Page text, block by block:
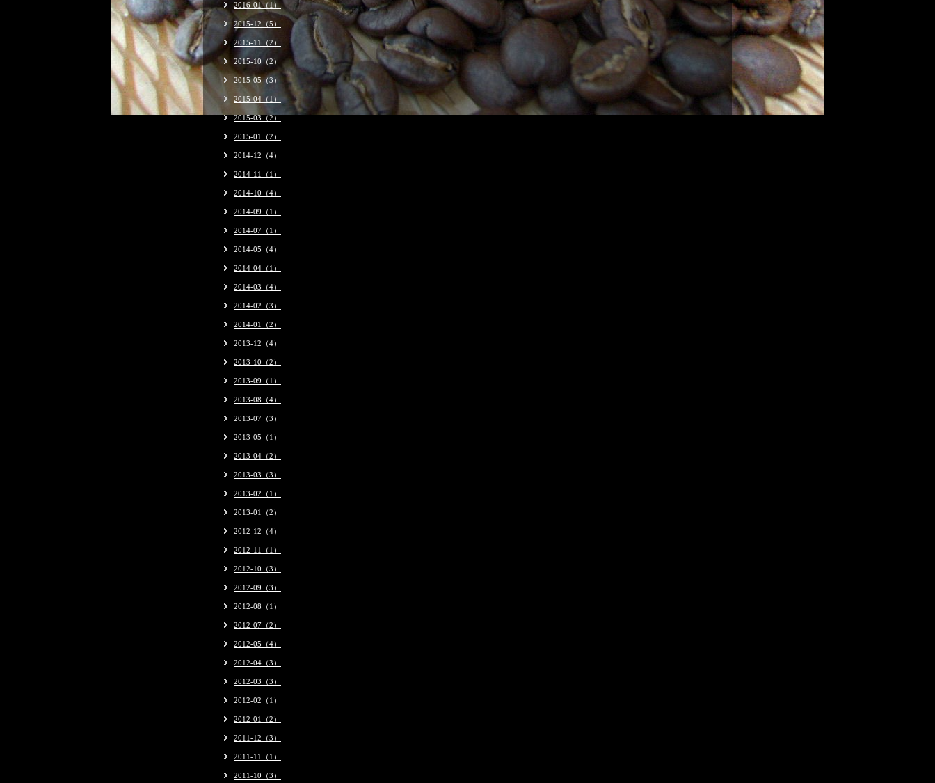
2016-01（1）
2015-12（5）
2015-11（2）
2015-10（2）
2015-05（3）
2015-04（1）
2015-03（2）
2015-01（2）
2014-12（4）
2014-11（1）
2014-10（4）
2014-09（1）
2014-07（1）
2014-05（4）
2014-04（1）
2014-03（4）
2014-02（3）
2014-01（2）
2013-12（4）
2013-10（2）
2013-09（1）
2013-08（4）
2013-07（3）
2013-05（1）
2013-04（2）
2013-03（3）
2013-02（1）
2013-01（2）
2012-12（4）
2012-11（1）
2012-10（3）
2012-09（3）
2012-08（1）
2012-07（2）
2012-05（4）
2012-04（3）
2012-03（3）
2012-02（1）
2012-01（2）
2011-12（3）
2011-11（1）
2011-10（3）